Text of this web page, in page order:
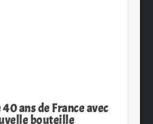
ans de France avec
bouteille